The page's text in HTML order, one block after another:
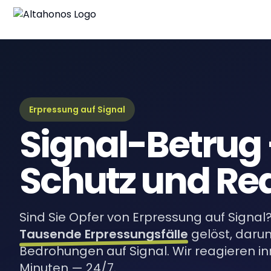
Erpressung auf Signal
Signal-
Schutz und
Sind Sie Opfer von Erpressung auf
Tausende Erpressungsfälle gelöst,
Bedrohungen auf Signal. Wir reagieren